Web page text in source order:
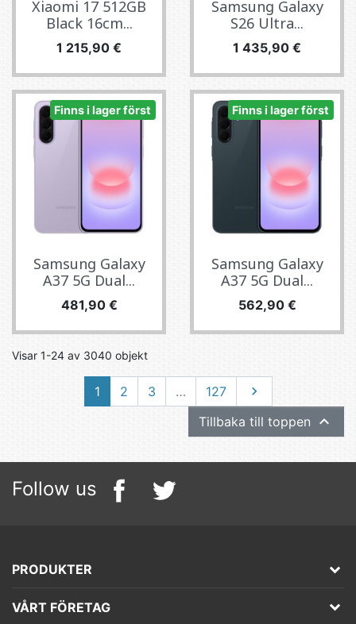
Xiaomi 17 512GB
Black 16cm...
Pris
1 215,90 €
Samsung Galaxy
S26 Ultra...
Pris
1 435,90 €
Finns i lager först
Samsung Galaxy
A37 5G Dual...
Pris
481,90 €
Finns i lager först
Samsung Galaxy
A37 5G Dual...
Pris
562,90 €
Visar 1-24 av 3040 objekt
1 2 3 … 127 Nästa

Tillbaka till toppen 
Follow us
PRODUKTER
VÅRT FÖRETAG